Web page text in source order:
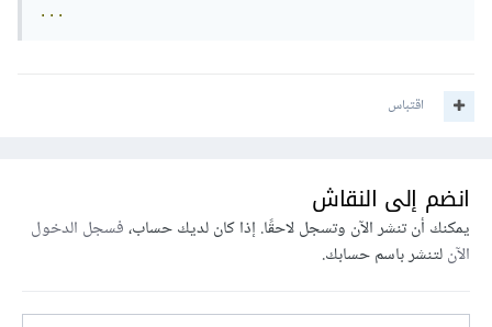
...
اقتباس
انضم إلى النقاش
يمكنك أن تنشر الآن وتسجل لاحقًا. إذا كان لديك حساب،فسجل الدخول
الآنلتنشر باسم حسابك.